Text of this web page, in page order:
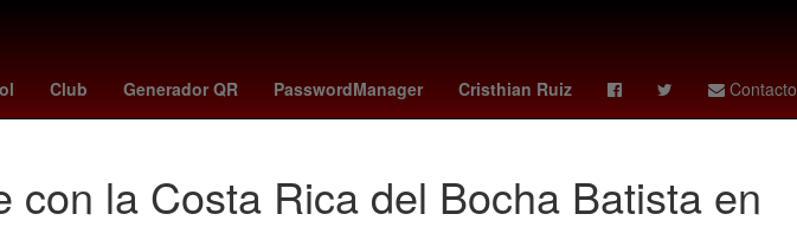
Club Generador QR PasswordManager Cristhian Ruiz Contacto
barcelona vs. nottingham forest Semana Santa cruz China meteored
la Costa Rica del Bocha Batista en